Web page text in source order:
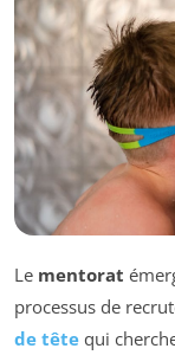
Le mentorat
processus de
de tête qui